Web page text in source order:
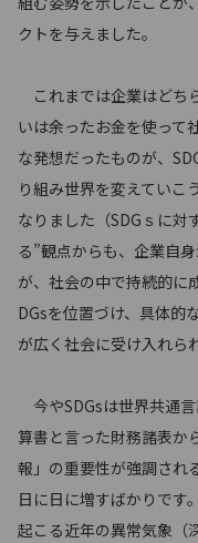
クトを与えました。
これまでは企業はどち
いは余ったお金を使って
な発想だったものが、
り組み世界を変えていこ
なりました（SDGｓに対
る”観点からも、企業自
が、社会の中で持続的に
DGsを位置づけ、具体的
が広く社会に受け入れら
今やSDGsは世界共通
算書と言った財務諸表か
報」の重要性が強調され
日に日に増すばかりです
起こる近年の異常気象（